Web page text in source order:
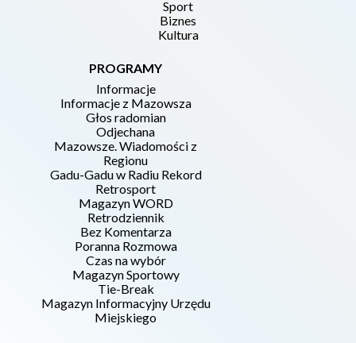
Sport
Biznes
Kultura
PROGRAMY
Informacje
Informacje z Mazowsza
Głos radomian
Odjechana
Mazowsze. Wiadomości z
Regionu
Gadu-Gadu w Radiu Rekord
Retrosport
Magazyn WORD
Retrodziennik
Bez Komentarza
Poranna Rozmowa
Czas na wybór
Magazyn Sportowy
Tie-Break
Magazyn Informacyjny Urzędu
Miejskiego